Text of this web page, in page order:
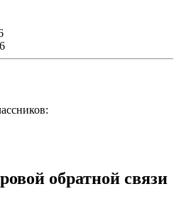
обратной связи